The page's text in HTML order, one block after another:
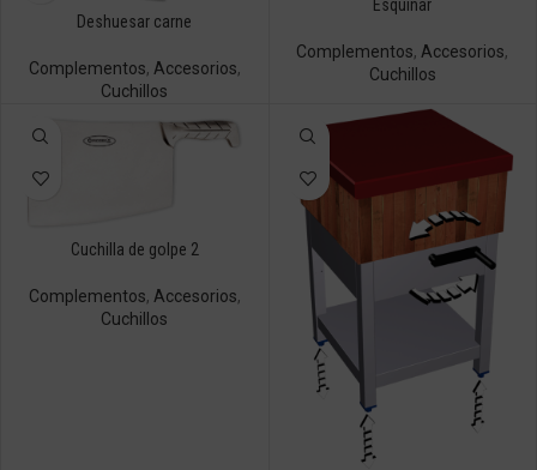
Deshuesar carne
Complementos, Accesorios,
Cuchillos
Esquinar
Complementos, Accesorios,
Cuchillos
Cuchilla de golpe 2
Complementos, Accesorios,
Cuchillos